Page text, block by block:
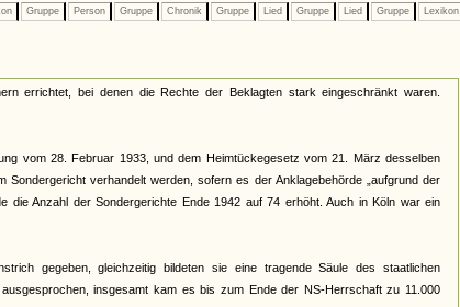
Gruppe Person Gruppe Chronik Gruppe Lied Gruppe Lied Gruppe Lexikon
errichtet, bei denen die Rechte der Beklagten stark eingeschränkt waren.
vom 28. Februar 1933, und dem Heimtückegesetz vom 21. März desselben
verhandelt werden, sofern es der Anklagebehörde „aufgrund der
die Anzahl der Sondergerichte Ende 1942 auf 74 erhöht. Auch in Köln war ein
gegeben, gleichzeitig bildeten sie eine tragende Säule des staatlichen
insgesamt kam es bis zum Ende der NS-Herrschaft zu 11.000